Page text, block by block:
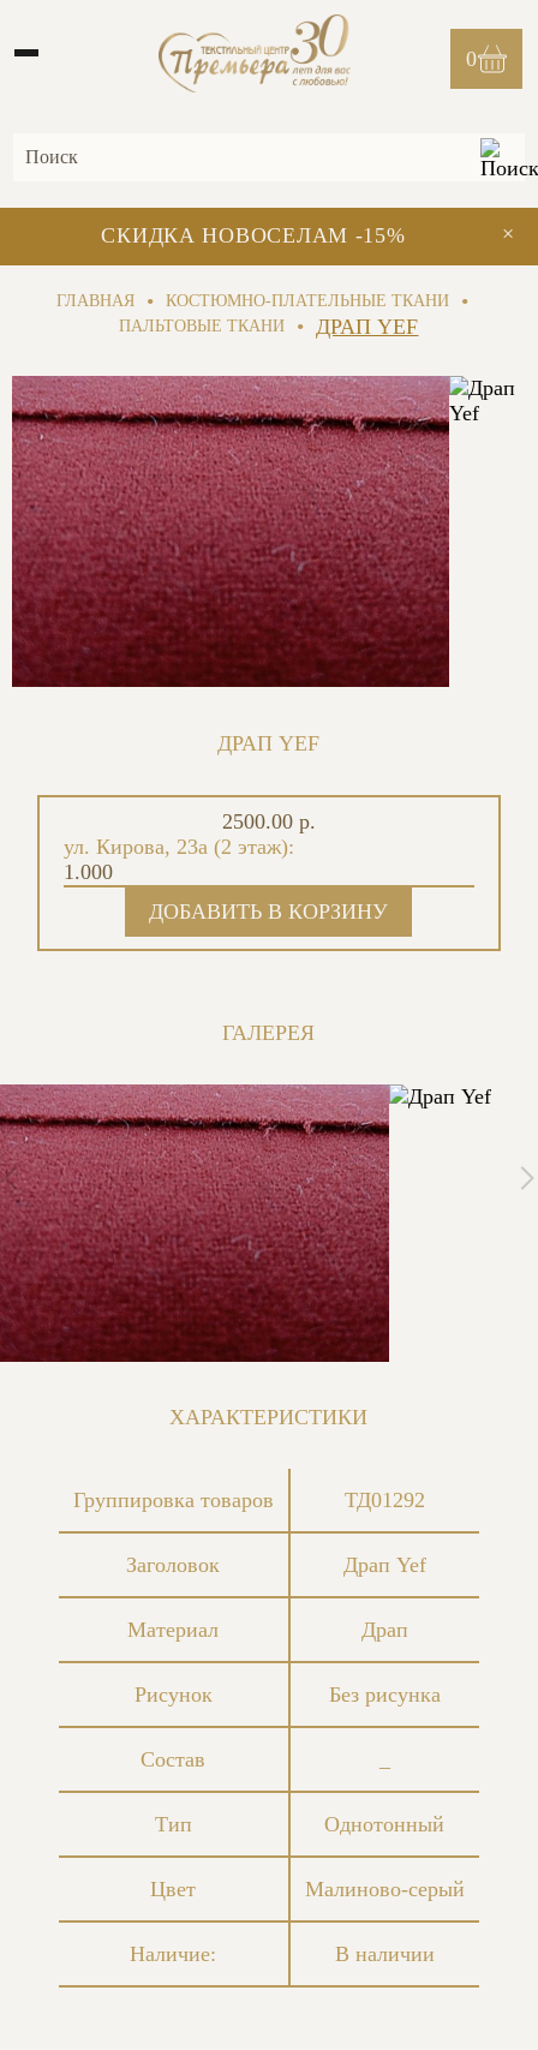
0
×
СКИДКА НОВОСЕЛАМ -15%
ГЛАВНАЯ • КОСТЮМНО-ПЛАТЕЛЬНЫЕ ТКАНИ •
ПАЛЬТОВЫЕ ТКАНИ • ДРАП YEF
ДРАП YEF
ул. Кирова, 23а (2 этаж):
1.000
2500.00 р.
ГАЛЕРЕЯ
ХАРАКТЕРИСТИКИ
Группировка товаров ТД01292
Заголовок Драп Yef
Материал Драп
Рисунок Без рисунка
Состав
Тип Однотонный
Цвет Малиново-серый
Наличие: В наличии